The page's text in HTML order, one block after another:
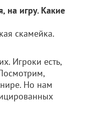
на игру. Какие
скамейка.
Игроки есть,
Но нам